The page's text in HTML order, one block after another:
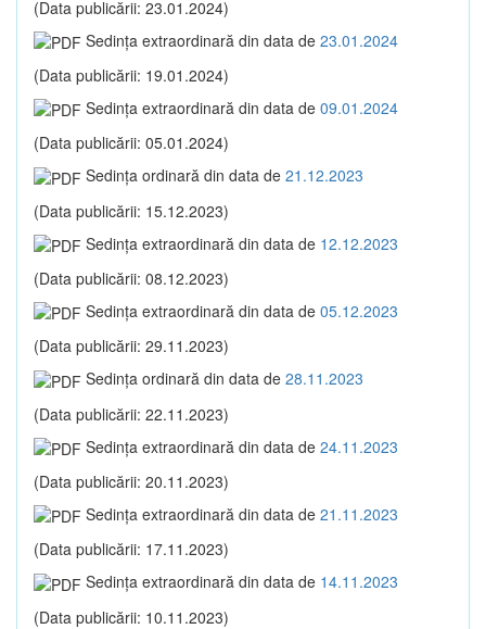
(Data publicării: 23.01.2024)
Sedinţa extraordinară din data de 23.01.2024
(Data publicării: 19.01.2024)
Sedinţa extraordinară din data de 09.01.2024
(Data publicării: 05.01.2024)
Sedinţa ordinară din data de 21.12.2023
(Data publicării: 15.12.2023)
Sedinţa extraordinară din data de 12.12.2023
(Data publicării: 08.12.2023)
Sedinţa extraordinară din data de 05.12.2023
(Data publicării: 29.11.2023)
Sedinţa ordinară din data de 28.11.2023
(Data publicării: 22.11.2023)
Sedinţa extraordinară din data de 24.11.2023
(Data publicării: 20.11.2023)
Sedinţa extraordinară din data de 21.11.2023
(Data publicării: 17.11.2023)
Sedinţa extraordinară din data de 14.11.2023
(Data publicării: 10.11.2023)